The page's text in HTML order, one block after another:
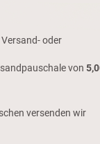
oder
von
versenden wir